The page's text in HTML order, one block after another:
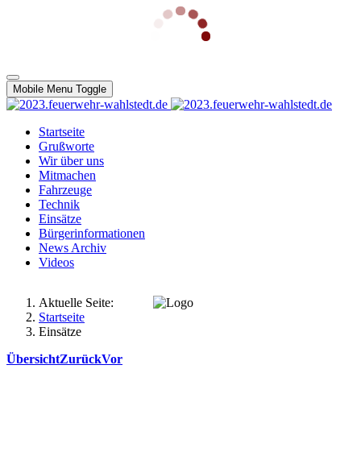
Mobile Menu Toggle
Startseite
Grußworte
Wir über uns
Mitmachen
Fahrzeuge
Technik
Einsätze
Bürgerinformationen
News Archiv
Videos
Aktuelle Seite:
Startseite
Einsätze
ÜbersichtZurückVor